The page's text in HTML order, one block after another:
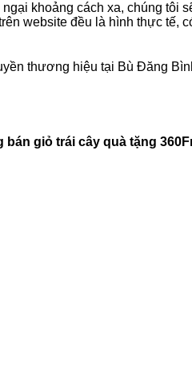
khoảng cách xa, chúng tôi
website đều là hình thực tế,
thương hiệu tại Bù Đăng
bán giỏ trái cây quà tặng